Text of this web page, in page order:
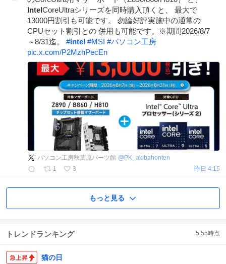
IntelCoreUltraシリーズを同時購入頂くと、 最大で
13000円割引も可能です。 勿論好評実施中の通常の
CPUセット割引との 併用も可能です。※期間2026/8/7
～8/31迄。 #intel #MSI #パソコン工房
pic.x.com/P2MzhPecEn
パソコン工房秋葉原パーツ館 @ PK_akibahonten
1
3 昨日 4:15
もっと見る
トレンドランキング 5:55時点
猫の日